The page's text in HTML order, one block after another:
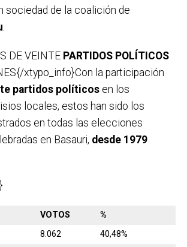
sociedad de la coalición de
DE VEINTE PARTIDOS POLÍTICOS
xtypo_info}Con la participación
partidos políticosen los
locales, estos han sido los
en todas las elecciones
en Basauri, desde 1979
VOTOS %
8.062
40,48%